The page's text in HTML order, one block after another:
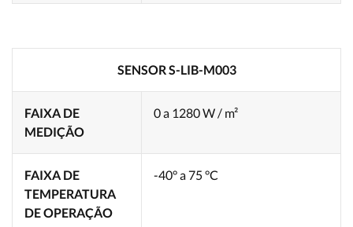
SENSOR S-LIB-M003
FAIXA DE
MEDIÇÃO
0 a 1280 W / m²
FAIXA DE
TEMPERATURA
DE OPERAÇÃO
-40° a 75 °C